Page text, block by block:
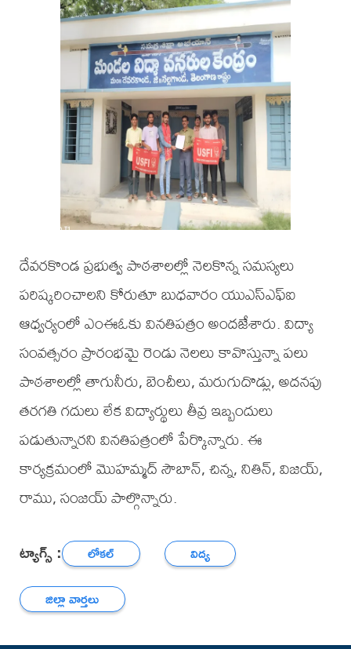
దేవరకొండ ప్రభుత్వ పాఠశాలల్లో నెలకొన్న సమస్యలు
పరిష్కరించాలని కోరుతూ బుధవారం యుఎస్ఎఫ్ఐ
ఆధ్వర్యంలో ఎంఈఓకు వినతిపత్రం అందజేశారు. విద్యా
సంవత్సరం ప్రారంభమై రెండు నెలలు కావొస్తున్నా పలు
పాఠశాలల్లో తాగునీరు, బెంచీలు, మరుగుదొడ్లు, అదనపు
తరగతి గదులు లేక విద్యార్థులు తీవ్ర ఇబ్బందులు
పడుతున్నారని వినతిపత్రంలో పేర్కొన్నారు. ఈ
కార్యక్రమంలో మొహమ్మద్ సౌబాన్, చిన్న, నితిన్, విజయ్,
రాము, సంజయ్ పాల్గొన్నారు.
ట్యాగ్స్ : లోకల్
విద్య
జిల్లా వార్తలు